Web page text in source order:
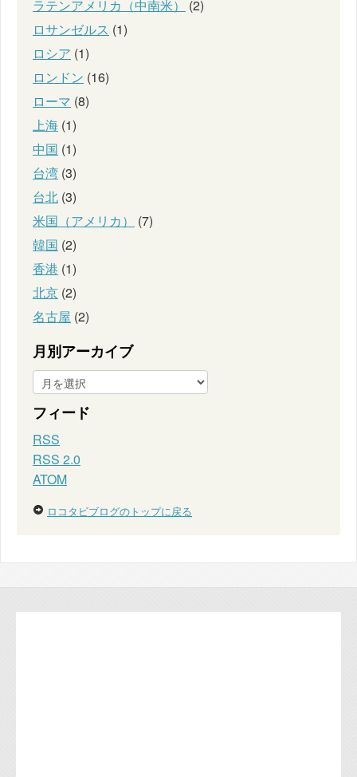
ラテンアメリカ（中南米）
(2)
ロサンゼルス (1)
ロシア (1)
ロンドン (16)
ローマ (8)
上海 (1)
中国 (1)
台湾 (3)
台北 (3)
米国（アメリカ）
(7)
韓国 (2)
香港 (1)
北京 (2)
名古屋 (2)
月別アーカイブ
フィード
RSS
RSS 2.0
ATOM
ロコタビブログのトップに戻る